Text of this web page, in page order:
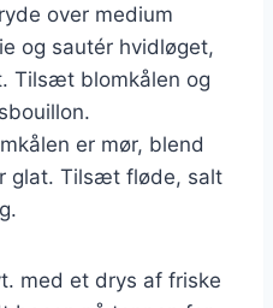
over medium
og sautér hvidløget,
Tilsæt blomkålen og
er mør, blend
glat. Tilsæt fløde, salt
med et drys af friske